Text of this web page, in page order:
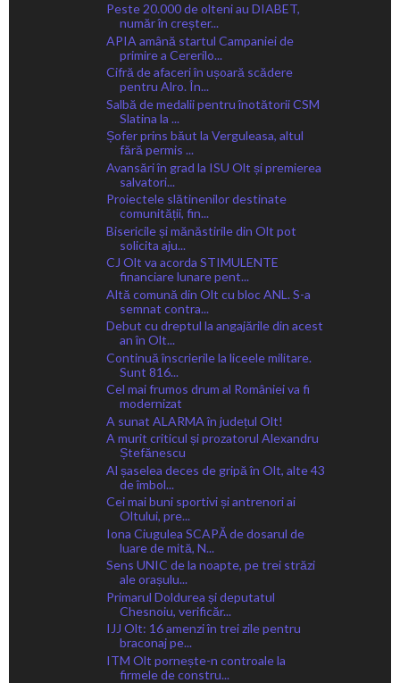
Peste 20.000 de olteni au DIABET,
număr în creșter...
APIA amână startul Campaniei de
primire a Cererilo...
Cifră de afaceri în ușoară scădere
pentru Alro. În...
Salbă de medalii pentru înotătorii CSM
Slatina la ...
Șofer prins băut la Verguleasa, altul
fără permis ...
Avansări în grad la ISU Olt și premierea
salvatori...
Proiectele slătinenilor destinate
comunității, fin...
Bisericile și mănăstirile din Olt pot
solicita aju...
CJ Olt va acorda STIMULENTE
financiare lunare pent...
Altă comună din Olt cu bloc ANL. S-a
semnat contra...
Debut cu dreptul la angajările din acest
an în Olt...
Continuă înscrierile la liceele militare.
Sunt 816...
Cel mai frumos drum al României va fi
modernizat
A sunat ALARMA în județul Olt!
A murit criticul și prozatorul Alexandru
Ștefănescu
Al șaselea deces de gripă în Olt, alte 43
de îmbol...
Cei mai buni sportivi și antrenori ai
Oltului, pre...
Iona Ciugulea SCAPĂ de dosarul de
luare de mită, N...
Sens UNIC de la noapte, pe trei străzi
ale orașulu...
Primarul Doldurea și deputatul
Chesnoiu, verificăr...
IJJ Olt: 16 amenzi în trei zile pentru
braconaj pe...
ITM Olt pornește-n controale la
firmele de constru...